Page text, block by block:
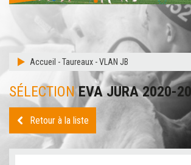
Accueil -Taureaux -VLAN JB
SÉLECTIONEVA JURA 2020-
Retour à la liste